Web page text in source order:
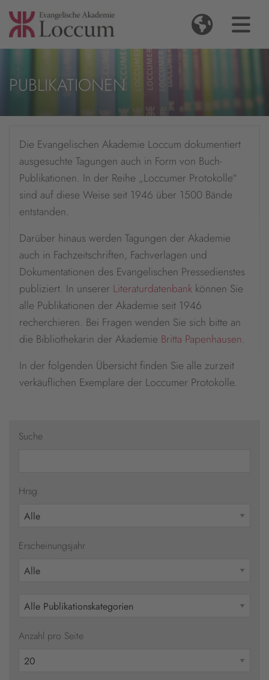
PUBLIKATIONEN
Die Evangelischen Akademie Loccum dokumentiert
ausgesuchte Tagungen auch in Form von Buch-
Publikationen. In der Reihe „Loccumer Protokolle“
sind auf diese Weise seit 1946 über 1500 Bände
entstanden.
Darüber hinaus werden Tagungen der Akademie
auch in Fachzeitschriften, Fachverlagen und
Dokumentationen des Evangelischen Pressedienstes
publiziert. In unserer Literaturdatenbank können Sie
alle Publikationen der Akademie seit 1946
recherchieren. Bei Fragen wenden Sie sich bitte an
die Bibliothekarin der Akademie Britta Papenhausen.
In der folgenden Übersicht finden Sie alle zurzeit
verkäuflichen Exemplare der Loccumer Protokolle.
Suche
Hrsg.
Erscheinungsjahr
Anzahl pro Seite